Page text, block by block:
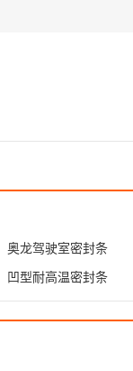
奥龙驾驶室密封条
凹型耐高温密封条